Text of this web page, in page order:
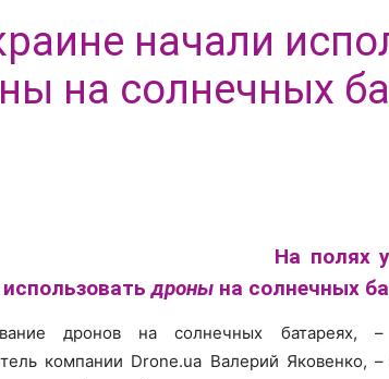
начали
на солнечных
На полях
дроны на солнечных
дронов на солнечных батареях, –
компании Drone.ua Валерий Яковенко,